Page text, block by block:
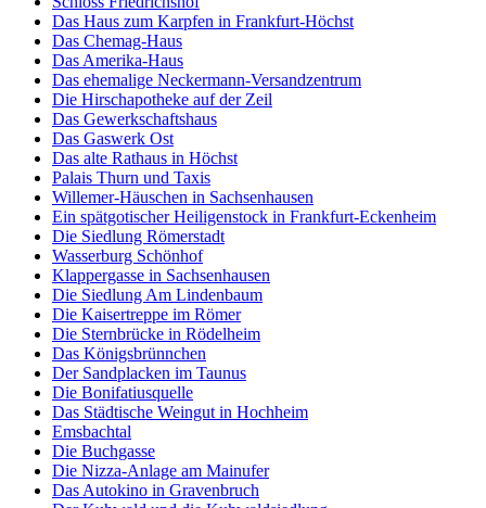
Das Haus zum Karpfen in Frankfurt-Höchst
Das Chemag-Haus
Das Amerika-Haus
Das ehemalige Neckermann-Versandzentrum
Die Hirschapotheke auf der Zeil
Das Gewerkschaftshaus
Das Gaswerk Ost
Das alte Rathaus in Höchst
Palais Thurn und Taxis
Willemer-Häuschen in Sachsenhausen
Ein spätgotischer Heiligenstock in Frankfurt-Eckenheim
Die Siedlung Römerstadt
Wasserburg Schönhof
Klappergasse in Sachsenhausen
Die Siedlung Am Lindenbaum
Die Kaisertreppe im Römer
Die Sternbrücke in Rödelheim
Das Königsbrünnchen
Der Sandplacken im Taunus
Die Bonifatiusquelle
Das Städtische Weingut in Hochheim
Emsbachtal
Die Buchgasse
Die Nizza-Anlage am Mainufer
Das Autokino in Gravenbruch